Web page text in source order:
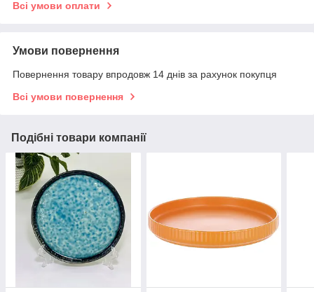
Всі умови оплати
Умови повернення
Повернення товару впродовж 14 днів за рахунок покупця
Всі умови повернення
Подібні товари компанії